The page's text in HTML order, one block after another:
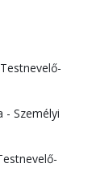
- Személyi